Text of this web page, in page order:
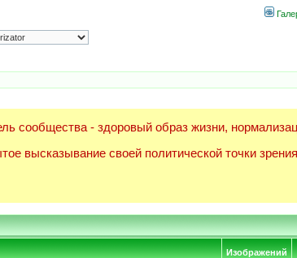
сообщества - здоровый образ жизни,
высказывание своей политической точки
Изображений